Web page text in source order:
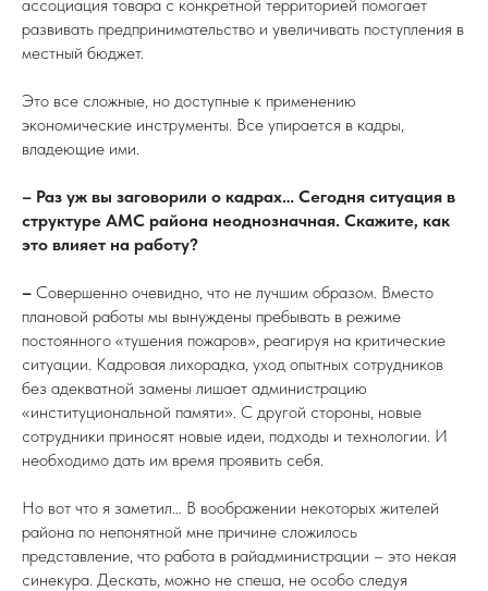
ассоциация товара с конкретной территорией помогает
развивать предпринимательство и увеличивать поступления в
местный бюджет.
Это все сложные, но доступные к применению
экономические инструменты. Все упирается в кадры,
владеющие ими.
– Раз уж вы заговорили о кадрах… Сегодня ситуация в
структуре АМС района неоднозначная. Скажите, как
это влияет на работу?
– Совершенно очевидно, что не лучшим образом. Вместо
плановой работы мы вынуждены пребывать в режиме
постоянного «тушения пожаров», реагируя на критические
ситуации. Кадровая лихорадка, уход опытных сотрудников
без адекватной замены лишает администрацию
«институциональной памяти». С другой стороны, новые
сотрудники приносят новые идеи, подходы и технологии. И
необходимо дать им время проявить себя.
Но вот что я заметил… В воображении некоторых жителей
района по непонятной мне причине сложилось
представление, что работа в райадминистрации – это некая
синекура. Дескать, можно не спеша, не особо следуя